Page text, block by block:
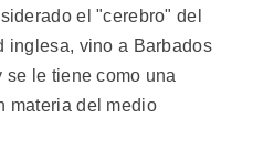
el "cerebro" del
inglesa, vino a Barbados
se le tiene como una
materia del medio